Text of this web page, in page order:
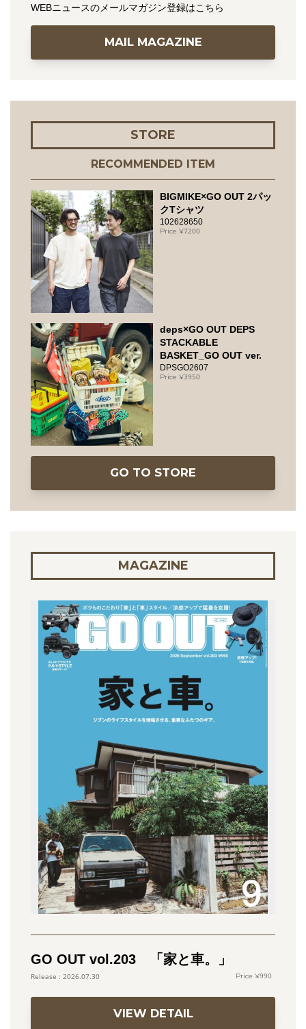
WEBニュースのメールマガジン登録はこちら
MAIL MAGAZINE
STORE
RECOMMENDED ITEM
BIGMIKE×GO OUT 2パッ
クTシャツ
102628650
7200
deps×GO OUT DEPS
STACKABLE
BASKET_GO OUT ver.
DPSGO2607
3950
GO TO STORE
MAGAZINE
GO OUT vol.203 「家と車。」
2026.07.30 990
VIEW DETAIL